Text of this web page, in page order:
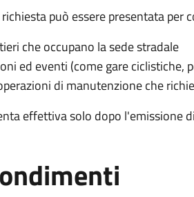
può essere presentata per
che occupano la sede stradale
ed eventi (come gare ciclistiche,
di manutenzione che
effettiva solo dopo l'emissione